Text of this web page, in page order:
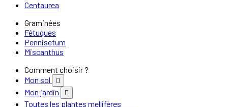
Centaurea
Graminées
Fétuques
Pennisetum
Miscanthus
Comment choisir ?
Mon sol

Mon jardin 
Toutes les plantes mellifères